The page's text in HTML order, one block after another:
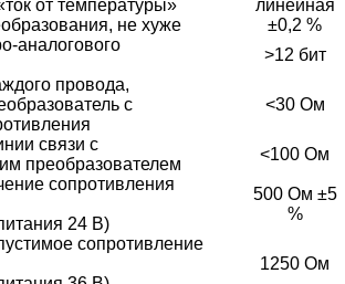
от температуры»
линейная
не хуже
±0,2 %
аналогового
>12 бит
провода,
с
<30 Ом
связи с
преобразователем
<100 Ом
сопротивления
24 В)
500 Ом ±5
%
сопротивление
1250 Ом